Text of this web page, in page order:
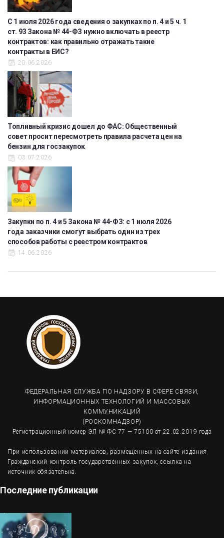
С 1 июля 2026 года сведения о закупках по п. 4 и 5 ч. 1
ст. 93 Закона № 44-ФЗ нужно включать в реестр
контрактов: как правильно отражать такие
контракты в ЕИС?
20.06.2026
Топливный кризис дошел до ФАС: Общественный
совет просит пересмотреть правила расчета цен на
бензин для госзакупок
03.07.2026
Закупки по п. 4 и 5 Закона № 44-ФЗ: с 1 июля 2026
года заказчики смогут выбрать один из трех
способов работы с реестром контрактов
14.06.2026
ФЕДЕРАЛЬНАЯ СЛУЖБА ПО НАДЗОРУ В СФЕРЕ СВЯЗИ,
ИНФОРМАЦИОННЫХ ТЕХНОЛОГИЙ И МАССОВЫХ
КОММУНИКАЦИЙ
(РОСКОМНАДЗОР)
Регистрационный номер ЭЛ № ФС 77 — 75100 от 22.02.2019 года
При использовании материалов, размещенных на сайте издания
Гражданский контроль государственных закупок, ссылка на
источник обязательна.
Последние публикации